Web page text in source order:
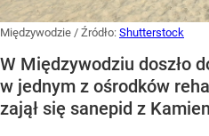
Międzywodzie / Źródło: Shutterstock
W Międzywodziu doszło
w jednym z ośrodków
zajął się sanepid z